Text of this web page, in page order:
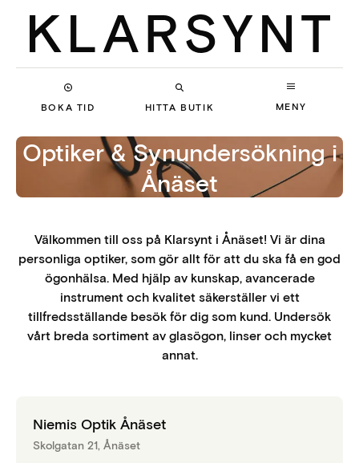
BOKA TID HITTA BUTIK MENY
Optiker & Synundersökningi
Ånäset
Välkommen till oss på Klarsynt i Ånäset! Vi är dina
personliga optiker, som gör allt för att du ska få en god
ögonhälsa. Med hjälp av kunskap, avancerade
instrument och kvalitet säkerställer vi ett
tillfredsställande besök för dig som kund. Undersök
vårt breda sortiment av glasögon, linser och mycket
annat.
Niemis Optik Ånäset
Skolgatan 21, Ånäset